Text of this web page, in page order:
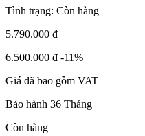
Tình trạng: Còn hàng
5.790.000 đ
6.500.000 đ-11%
Giá đã bao gồm VAT
Bảo hành 36 Tháng
Còn hàng